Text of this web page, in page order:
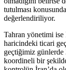
tutulması
değerlendiriliyor.
Tahran yönetimi ise
haricindeki ticari
geçtiğimiz
koordineli bir